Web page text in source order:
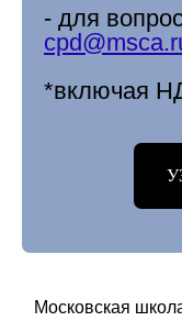
- для
*включая
Московская